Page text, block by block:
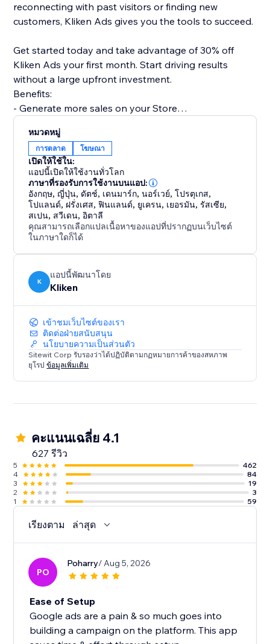
reconnecting with past visitors or finding new
customers, Kliken Ads gives you the tools to succeed.
Get started today and take advantage of 30% off
Kliken Ads your first month. Start driving results
without a large upfront investment.
Benefits:
- Generate more sales on your Store
- Generate more leads on your
- Fully integrated into your website. Build and manage
campaigns directly from our app.
- Transparent Results. Sales, Bookings, Calls, and
Contact Forms are automatically detected so you can
tell how much revenue, sales, and leads your
marketing is producing.
หมวดหมู่
การตลาด โฆษณา
เปิดให้ใช้ใน:
แอปนี้เปิดให้ใช้งานทั่วโลก
ภาษาที่รองรับการใช้งานบนแอป:
อังกฤษ,ญี่ปุ่น, ดัตช์, เดนมาร์ก,นอร์เวย์,โปรตุเกส,
โปแลนด์, ฝรั่งเศส,ฟินแลนด์, ยูเครน, เยอรมัน,รัสเซีย,
สเปน, สวีเดน,อิตาลี
คุณสามารถเลือกแปลเนื้อหาของแอปที่ปรากฏบนเว็บไซต์
ในภาษาใดก็ได้
K
แอปนี้พัฒนาโดย
Kliken
เข้าชมเว็บไซต์ของเรา
ติดต่อฝ่ายสนับสนุน
นโยบายความเป็นส่วนตัว
Sitewit Corp รับรองว่าได้ปฏิบัติตามกฏหมายการค้าของสหภาพ
ยุโรปข้อมูลเพิ่มเติม
คะแนนเฉลี่ย 4.1
627 รีวิว
5
462
4
84
3
19
2
3
1
59
เรียงตาม ล่าสุด
PO
Poharry/ Aug 5, 2026
Ease of Setup
Google ads are a pain & so much goes into
building a campaign on the platform. This app